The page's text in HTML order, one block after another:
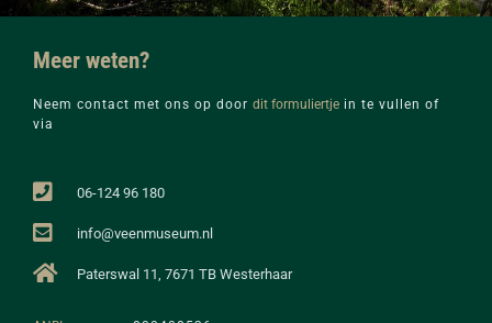
Meer weten?
Neem contact met ons op door dit formuliertje in te vullen of
via
06-124 96 180
info@veenmuseum.nl
Paterswal 11, 7671 TB Westerhaar